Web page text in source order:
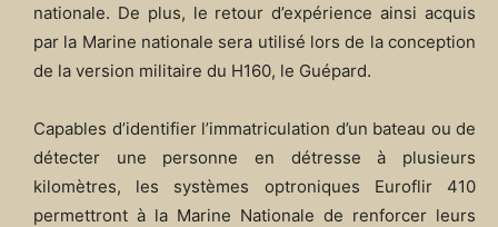
nationale. De plus, le retour d’expérience ainsi acquis
par la Marine nationale sera utilisé lors de la conception
de la version militaire du H160, le Guépard.
Capables d’identifier l’immatriculation d’un bateau ou de
détecter une personne en détresse à plusieurs
kilomètres, les systèmes optroniques Euroflir 410
permettront à la Marine Nationale de renforcer leurs